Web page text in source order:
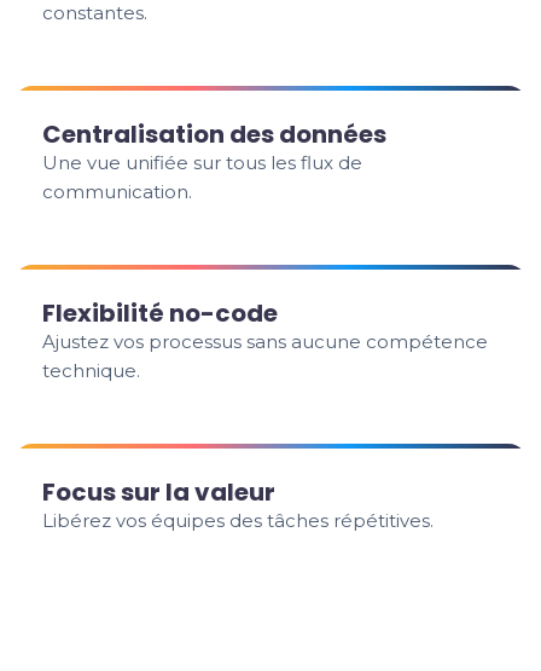
constantes.
Centralisation des données
Une vue unifiée sur tous les flux de
communication.
Flexibilité no-code
Ajustez vos processus sans aucune compétence
technique.
Focus sur la valeur
Libérez vos équipes des tâches répétitives.